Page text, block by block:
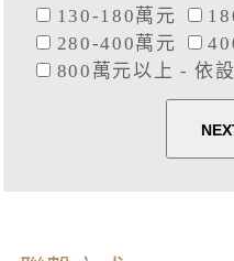
130-180萬元
280-400萬元
800萬元以上 - 依